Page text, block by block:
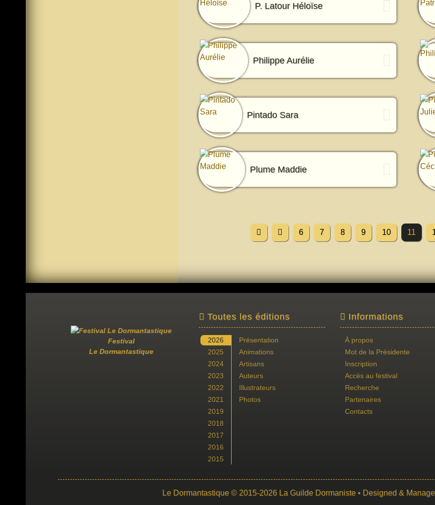
P. Latour Héloïse
Philippe Aurélie
Pintado Sara
Plume Maddie
6 7 8 9 10 11
Festival
Le Dormantastique
Toutes les éditions
2026
2025
2024
2023
2022
2021
2019
2018
2017
2016
2015
Présentation
Animations
Artisans
Auteurs
Illustrateurs
Photos
Informations
À propos
Mot de la Présidente
Inscription
Accès au festival
Recherche
Partenaires
Contacts
Le Dormantastique © 2015-2026 La Guilde Dormaniste • Designed &